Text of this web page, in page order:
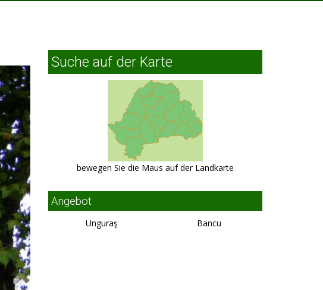
Suche auf der Karte
bewegen Sie die Maus auf der Landkarte
Angebot
Unguraş Bancu